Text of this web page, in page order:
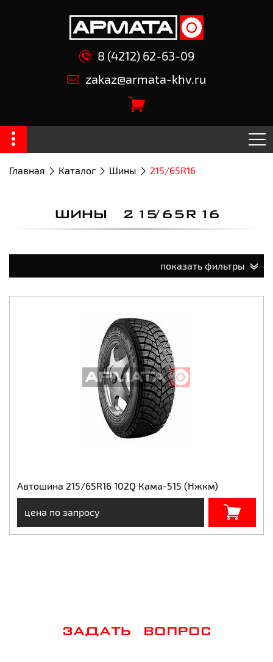
8 (4212) 62-63-09
zakaz@armata-khv.ru
Главная Каталог Шины 215/65R16
ШИНЫ 215/65R16
показать фильтры
Автошина 215/65R16 102Q Кама-515 (Нжкм)
цена по запросу
ЗАДАТЬ ВОПРОС